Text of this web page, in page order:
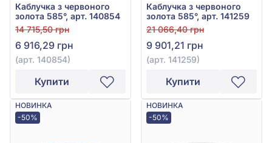
Каблучка з червоного
золота 585°, арт. 140854
14 715,50 грн
6 916,29 грн
(арт. 140854)
Купити
Каблучка з червоного
золота 585°, арт. 141259
21 066,40 грн
9 901,21 грн
(арт. 141259)
Купити
НОВИНКА
-50%
НОВИНКА
-50%